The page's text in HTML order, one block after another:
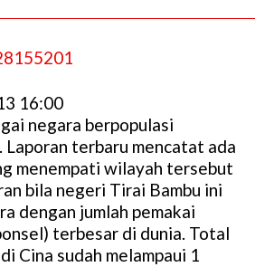
16:00
negara berpopulasi
terbaru mencatat ada
menempati wilayah tersebut
bila negeri Tirai Bambu ini
dengan jumlah pemakai
terbesar di dunia. Total
Cina sudah melampaui 1